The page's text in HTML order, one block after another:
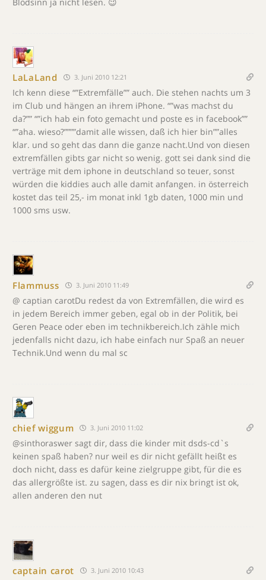
LaLaLand 3. Juni 2010 12:21
Ich kenn diese “”Extremfälle”” auch. Die stehen nachts um 3
im Club und hängen an ihrem iPhone. “”was machst du
da?”” “”ich hab ein foto gemacht und poste es in facebook””
“”aha. wieso?””””damit alle wissen, daß ich hier bin””alles
klar. und so geht das dann die ganze nacht.Und von diesen
extremfällen gibts gar nicht so wenig. gott sei dank sind die
verträge mit dem iphone in deutschland so teuer, sonst
würden die kiddies auch alle damit anfangen. in österreich
kostet das teil 25,- im monat inkl 1gb daten, 1000 min und
1000 sms usw.
Flammuss 3. Juni 2010 11:49
@ captian carotDu redest da von Extremfällen, die wird es
in jedem Bereich immer geben, egal ob in der Politik, bei
Geren Peace oder eben im technikbereich.Ich zähle mich
jedenfalls nicht dazu, ich habe einfach nur Spaß an neuer
Technik.Und wenn du mal sc
chief wiggum 3. Juni 2010 11:02
@sinthoraswer sagt dir, dass die kinder mit dsds-cd`s
keinen spaß haben? nur weil es dir nicht gefällt heißt es
doch nicht, dass es dafür keine zielgruppe gibt, für die es
das allergrößte ist. zu sagen, dass es dir nix bringt ist ok,
allen anderen den nut
captain carot 3. Juni 2010 10:43